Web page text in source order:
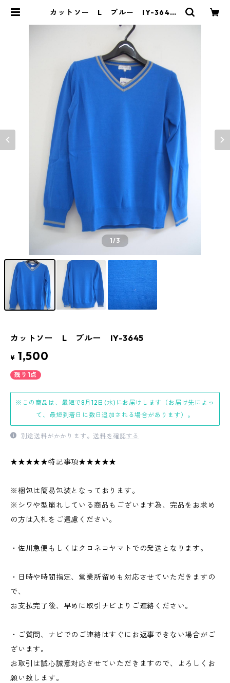
カットソー L ブルー IY-3645 |
1/3
カットソー L ブルー IY-3645
¥ 1,500
残り1点
※この商品は、最短で8月12日(水)にお届けします（お届け先によっ
て、最短到着日に数日追加される場合があります）。
別途送料がかかります。送料を確認する
★★★★★特記事項★★★★★
※梱包は簡易包装となっております。
※シワや型崩れしている商品もございます為、完品をお求め
の方は入札をご遠慮ください。
・佐川急便もしくはクロネコヤマトでの発送となります。
・日時や時間指定、営業所留めも対応させていただきますの
で、
お支払完了後、早めに取引ナビよりご連絡ください。
・ご質問、ナビでのご連絡はすぐにお返事できない場合がご
ざいます。
お取引は誠心誠意対応させていただきますので、よろしくお
願い致します。